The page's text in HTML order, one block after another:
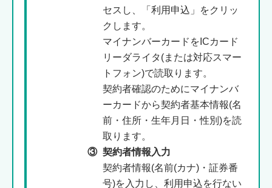
セスし、「利用申込」をクリッ
クします。
マイナンバーカードをICカード
リーダライタ(または対応スマー
トフォン)で読取ります。
契約者確認のためにマイナンバ
ーカードから契約者基本情報(名
前・住所・生年月日・性別)を読
取ります。
③ 契約者情報入力
契約者情報(名前(カナ)・証券番
号)を入力し、利用申込を行ない